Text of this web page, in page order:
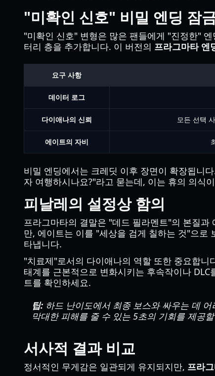
"미확인 신호" 비밀 엔딩 잠
"미확인 신호" 변형은 많은 팬들에게 "진정한"
터리 층을 추가합니다. 이 버전의 프라그마타 엔
요구 사항
데이터 로그
다이애나의 신뢰 모든 선택
에이트의 자비
비밀 엔딩에서는 크레딧 이후 장면이 확장됩니
자 여행하시나요?"라고 묻는데, 이는 휴의 의식
피날레의 설정상 함의
프라그마타의 결말은 "데드 필라멘트"의 본질
만, 에이트는 이를 "세상을 검게 칠하는 것"으로
타냅니다.
"치료제"로서의 다이애나의 역할 또한 중요합
태계를 근본적으로 변화시키는 후속작이나
트를 확인하세요.
팁: 하드 난이도에서 최종 보스와 싸우는 데
막대한 피해를 줄 수 있는 5초의 기회를 제공
서사적 결과 비교
정서적인 무게감은 일관되게 유지되지만, 프라